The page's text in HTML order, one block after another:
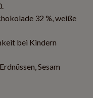
32 %, weiße
bei Kindern
Sesam